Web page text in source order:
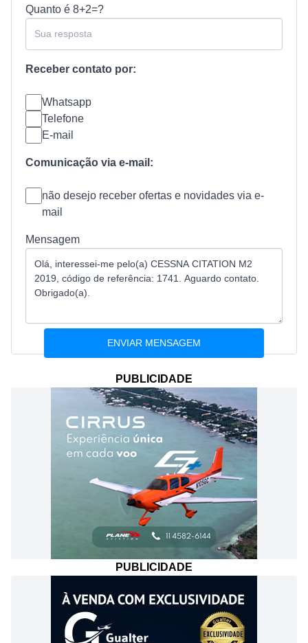
Quanto é 8+2=?
Receber contato por:
Whatsapp
Telefone
E-mail
Comunicação via e-mail:
não desejo receber ofertas e novidades via e-
mail
Mensagem
PUBLICIDADE
PUBLICIDADE